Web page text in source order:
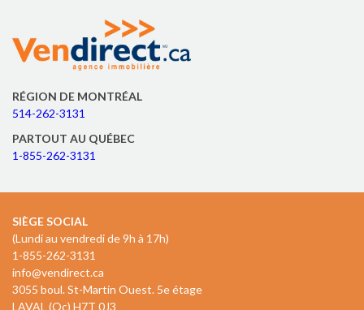
RÉGION DE MONTRÉAL
514-262-3131
PARTOUT AU QUÉBEC
1-855-262-3131
SIÈGE SOCIAL
(Lundi au vendredi de 9h à 17h)
1-855-262-3131
info@vendirect.ca
3055 boul. St-Martin Ouest. 5e étage
LAVAL (Qc) H7T 0J3